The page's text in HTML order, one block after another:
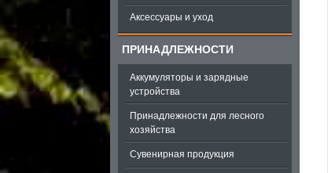
Аксессуары и уход
ПРИНАДЛЕЖНОСТИ
Аккумуляторы и зарядные
устройства
Принадлежности для лесного
хозяйства
Сувенирная продукция